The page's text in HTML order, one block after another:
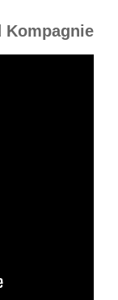
Kompagnie